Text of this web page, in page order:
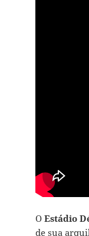
O Estádio
de sua